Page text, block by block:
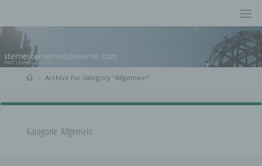
content
TE
TE
ET
HomeArchive for category "Allgemein"
Kategorie:Allgemein